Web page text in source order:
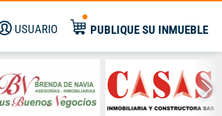
USUARIO PUBLIQUE SU INMUEBLE